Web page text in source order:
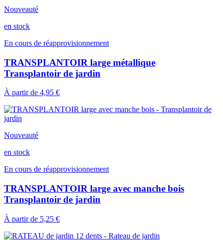
Nouveauté
en stock
En cours de réapprovisionnement
TRANSPLANTOIR large métallique
Transplantoir de jardin
À partir de 4,95 €
Nouveauté
en stock
En cours de réapprovisionnement
TRANSPLANTOIR large avec manche bois
Transplantoir de jardin
À partir de 5,25 €